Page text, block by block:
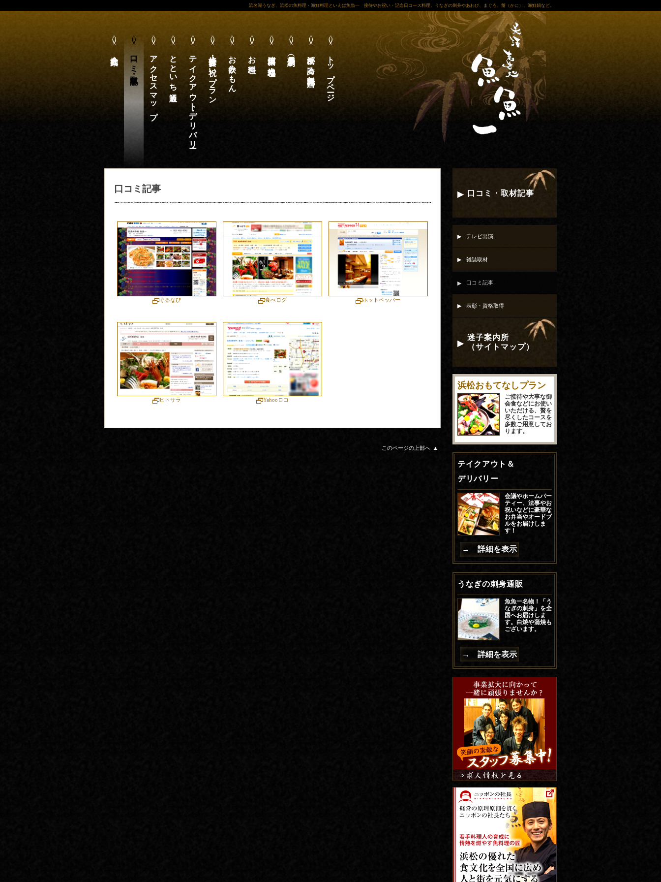
浜名湖うなぎ、浜松の魚料理・海鮮料理といえば魚魚一 接待やお祝い・記念日コース料理。うなぎの刺身やあわび、まぐろ、蟹（かに）、海鮮鍋など。
トップページ
浜松が誇る魚料理専門店
遠州浜松ご当地料理
お料理
お飲みもん
接待・宴会・お祝いプラン
テイクアウト・デリバリー
とといち通販
アクセスマップ
口コミ・取材記事
口コミ記事
ぐるなび 食べログ ホットペッパー
ヒトサラ Yahooロコ
このページの上部へ
口コミ・取材記事
テレビ出演
雑誌取材
口コミ記事
表彰・資格取得
迷子案内所
（サイトマップ）
浜松おもてなしプラン
ご接待や大事な御
会食などにお使い
いただける、贅を
尽くしたコースを
多数ご用意してお
ります。
テイクアウト＆
デリバリー
会議やホームパー
ティー、法事やお
祝いなどに豪華な
お弁当やオードブ
ルをお届けしま
す！
→ 詳細を表示
うなぎの刺身通販
魚魚一名物！「う
なぎの刺身」を全
国へお届けしま
す。白焼や蒲焼も
ございます。
→ 詳細を表示